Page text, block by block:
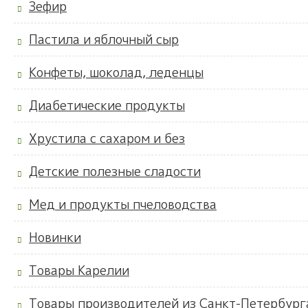
Зефир
Пастила и яблочный сыр
Конфеты, шоколад, леденцы
Диабетические продукты
Хрустила с сахаром и без
Детские полезные сладости
Мед и продукты пчеловодства
Новинки
Товары Карелии
Товары производителей из Санкт-